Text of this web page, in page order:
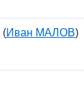
(Иван МАЛОВ)